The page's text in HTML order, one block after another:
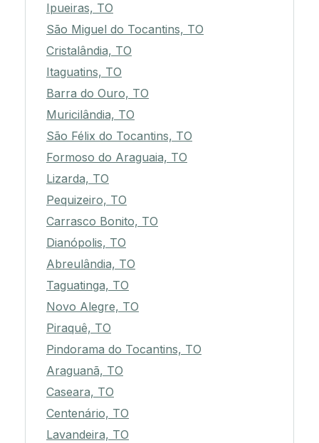
Ipueiras, TO
São Miguel do Tocantins, TO
Cristalândia, TO
Itaguatins, TO
Barra do Ouro, TO
Muricilândia, TO
São Félix do Tocantins, TO
Formoso do Araguaia, TO
Lizarda, TO
Pequizeiro, TO
Carrasco Bonito, TO
Dianópolis, TO
Abreulândia, TO
Taguatinga, TO
Novo Alegre, TO
Piraquê, TO
Pindorama do Tocantins, TO
Araguanã, TO
Caseara, TO
Centenário, TO
Lavandeira, TO